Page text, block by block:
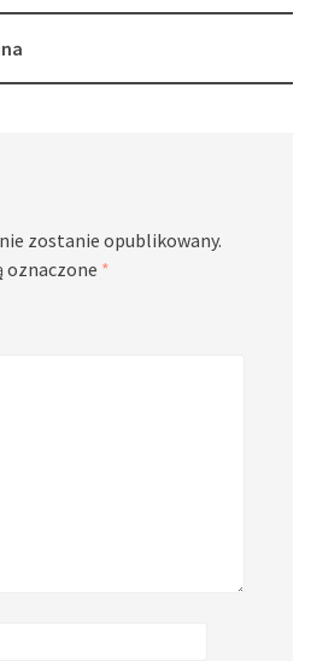
zostanie opublikowany.
oznaczone *